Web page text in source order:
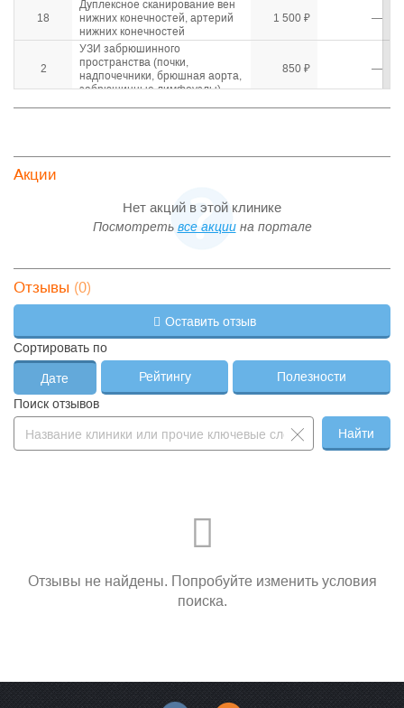
18
Дуплексное сканирование вен
нижних конечностей, артерий
нижних конечностей
1 500 ₽ —
2
УЗИ забрюшинного
пространства (почки,
надпочечники, брюшная аорта,
забрюшинные лимфоузлы)
850 ₽ —
Дуплексное сканирование вен
3 750 ₽ —
УЗИ органов малого таза
(трансабдоминально)
1 000 ₽
УЗИ мягких тканей - 1 позиция
(послеоперационные рубцы,
грыжи, фиброзы, атеромы,
исследование поверхностной
структуры, разрыв мышц,
800 ₽ —
Акции
Нет акций в этой клинике
Посмотреть все акциина портале
Отзывы (0)
Оставить отзыв
Сортировать по
Дате Рейтингу
Полезности
Поиск отзывов
Найти
Отзывы не найдены. Попробуйте изменить условия
поиска.